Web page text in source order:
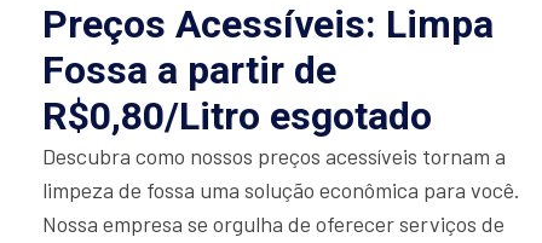
Preços Acessíveis: Limpa
Fossa a partir de
R$0,80/Litro esgotado
Descubra como nossos preços acessíveis tornam a
limpeza de fossa uma solução econômica para você.
Nossa empresa se orgulha de oferecer serviços de